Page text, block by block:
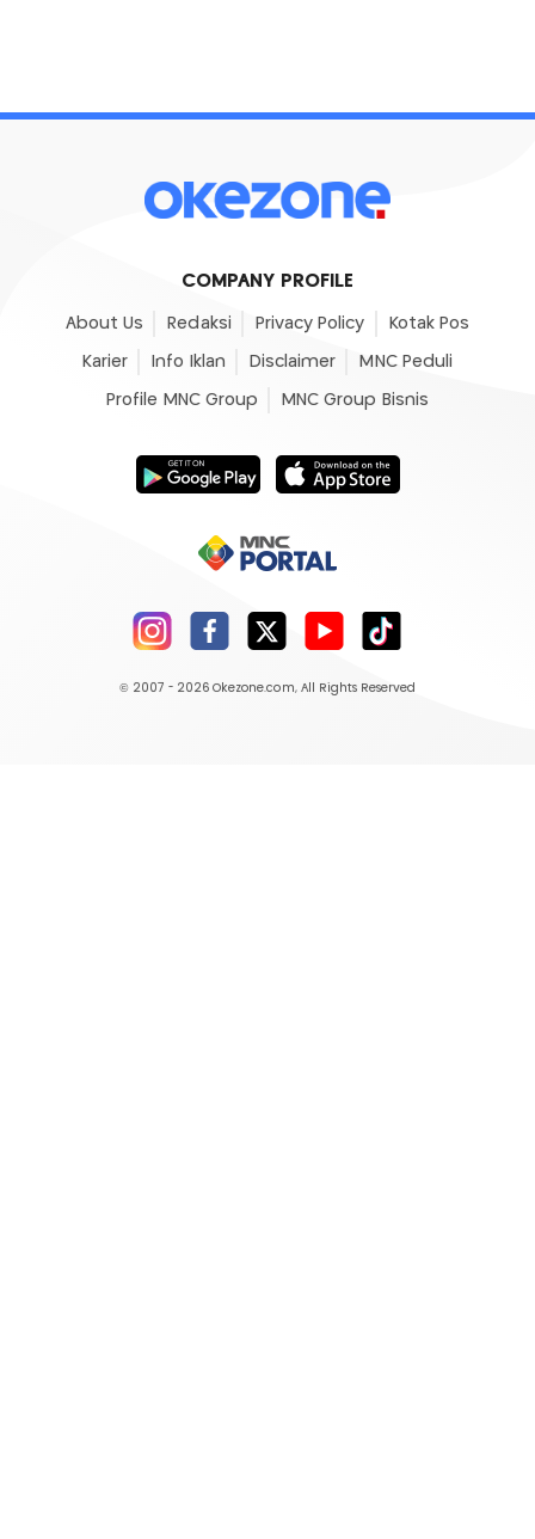
COMPANY PROFILE
About Us Redaksi Privacy Policy Kotak Pos
Karier Info Iklan Disclaimer MNC Peduli
Profile MNC Group MNC Group Bisnis
© 2007 - 2026 Okezone.com, All Rights Reserved